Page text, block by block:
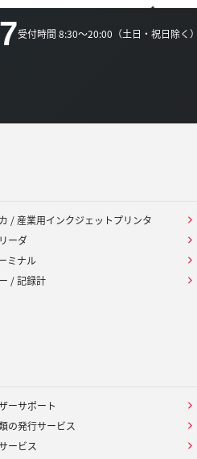
受付時間 8:30～20:00（土日・祝日除く）
/ 産業用インクジェットプリンタ
ーダ
ミナル
/ 記録計
ーサポート
の発行サービス
ービス